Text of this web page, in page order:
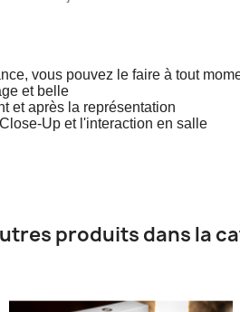
vous pouvez le faire à tout
et belle
et après la représentation
Up et l'interaction en salle
produits dans la